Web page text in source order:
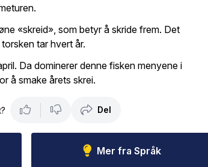
«skreid», som betyr å skride frem. Det
tar hvert år.
Da dominerer denne fisken menyene i
å smake årets skrei.
Del
Mer fra Språk